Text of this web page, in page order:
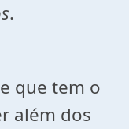
.
que tem o
além dos